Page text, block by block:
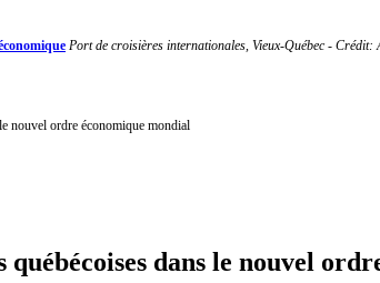
Port de croisières internationales, Vieux-Québec - Crédit:
nouvel ordre économique mondial
québécoises dans le nouvel